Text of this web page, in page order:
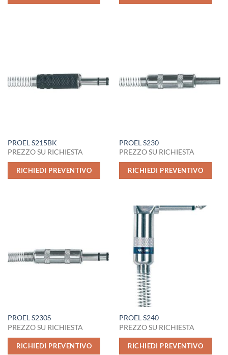
PROEL S215BK
PREZZO SU RICHIESTA
RICHIEDI PREVENTIVO
PROEL S230
PREZZO SU RICHIESTA
RICHIEDI PREVENTIVO
PROEL S230S
PREZZO SU RICHIESTA
RICHIEDI PREVENTIVO
PROEL S240
PREZZO SU RICHIESTA
RICHIEDI PREVENTIVO